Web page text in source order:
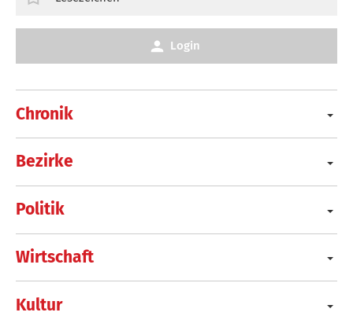
Chronik
Bezirke
Politik
Wirtschaft
Kultur
Login